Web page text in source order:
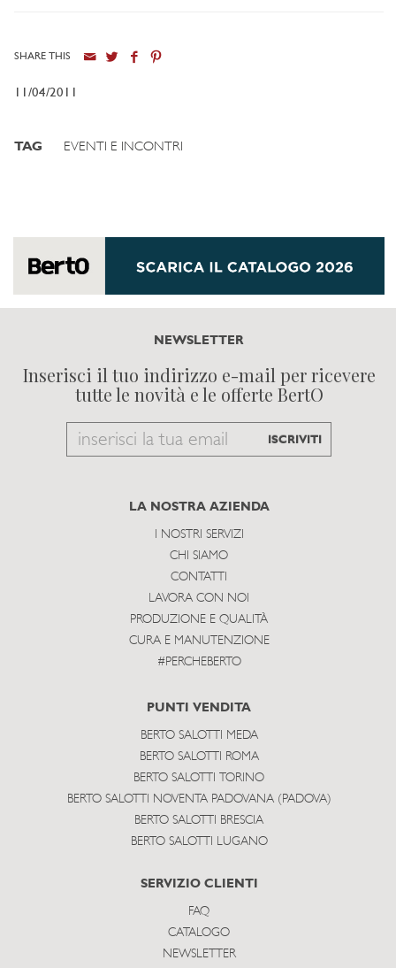
SHARE THIS
11/04/2011
TAG EVENTI E INCONTRI
NEWSLETTER
Inserisci il tuo indirizzo e-mail per ricevere
tutte le novità e le offerte BertO
Email
subscribe
ISCRIVITI
LA NOSTRA AZIENDA
I NOSTRI SERVIZI
CHI SIAMO
CONTATTI
LAVORA CON NOI
PRODUZIONE E QUALITÀ
CURA E MANUTENZIONE
#PERCHEBERTO
PUNTI VENDITA
BERTO SALOTTI MEDA
BERTO SALOTTI ROMA
BERTO SALOTTI TORINO
BERTO SALOTTI NOVENTA PADOVANA (PADOVA)
BERTO SALOTTI BRESCIA
BERTO SALOTTI LUGANO
SERVIZIO CLIENTI
FAQ
CATALOGO
NEWSLETTER